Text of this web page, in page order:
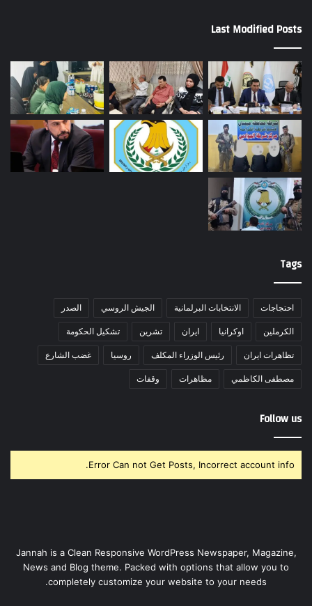
Last Modified Posts
Tags
احتجاجات الانتخابات البرلمانية الجيش الروسي الصدر
الكرملين اوكرانيا ايران تشرين تشكيل الحكومة
تظاهرات ايران رئيس الوزراء المكلف روسيا غضب الشارع
مصطفى الكاظمي مظاهرات وقفات
Follow us
Error Can not Get Posts, Incorrect account info.
Jannah is a Clean Responsive WordPress Newspaper, Magazine,
News and Blog theme. Packed with options that allow you to
completely customize your website to your needs.